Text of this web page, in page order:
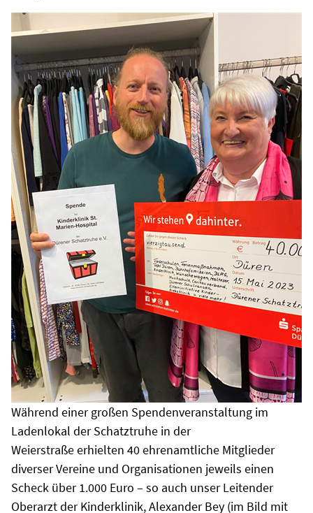
Während einer großen Spendenveranstaltung im
Ladenlokal der Schatztruhe in der
Weierstraße erhielten 40 ehrenamtliche Mitglieder
diverser Vereine und Organisationen jeweils einen
Scheck über 1.000 Euro – so auch unser Leitender
Oberarzt der Kinderklinik, Alexander Bey (im Bild mit